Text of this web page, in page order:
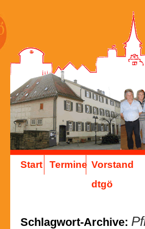
Start Termine Vorstand
dtgö
Schlagwort-Archive: